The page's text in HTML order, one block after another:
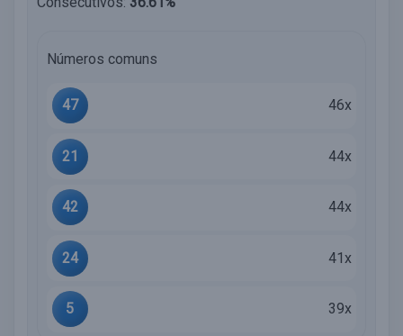
Números comuns
47 46x
21 44x
42 44x
24 41x
5 39x